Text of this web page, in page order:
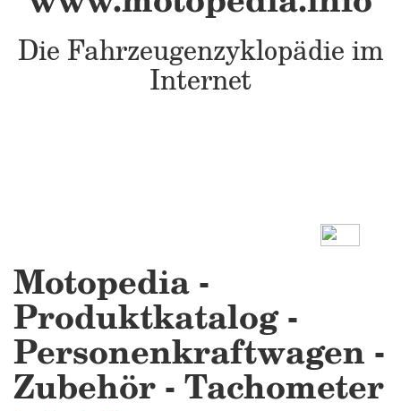
Die Fahrzeugenzyklopädie im
Internet
Motopedia -
Produktkatalog -
Personenkraftwagen -
Zubehör - Tachometer